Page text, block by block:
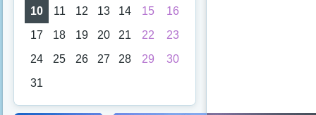
10
11 12 13 14 15
16
17
18 19 20 21 22
23
24
25 26 27 28 29
30
31